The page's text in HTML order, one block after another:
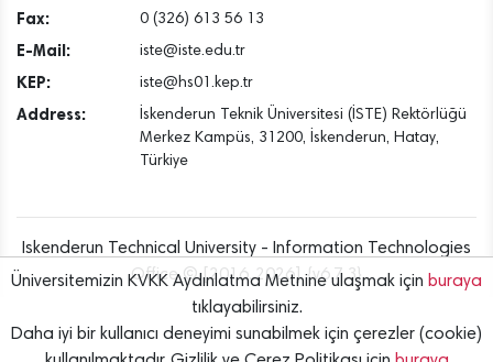
Fax: 0 (326) 613 56 13
E-Mail: iste@iste.edu.tr
KEP: iste@hs01.kep.tr
Address:
İskenderun Teknik Üniversitesi (İSTE) Rektörlüğü
Merkez Kampüs, 31200, İskenderun, Hatay,
Türkiye
Iskenderun Technical University - Information Technologies
Office © [2016..2026] {v6.7.3}
Üniversitemizin KVKK Aydınlatma Metnine ulaşmak için buraya
tıklayabilirsiniz.
Daha iyi bir kullanıcı deneyimi sunabilmek için çerezler (cookie)